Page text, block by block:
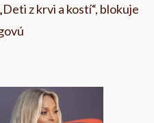
z krvi a kostí“, blokuje